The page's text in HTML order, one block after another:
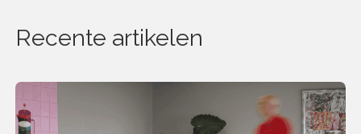
Recente artikelen